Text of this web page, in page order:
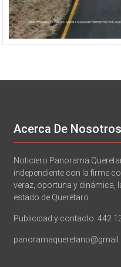
Acerca De Nosotros
Noticiero Panorama
independiente con la firme
veraz, oportuna y dinámica,
estado de Querétaro
Publicidad y contacto: 442